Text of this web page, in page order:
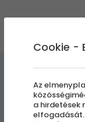
Cookie -
Az
a hirdetések
elfogadását.